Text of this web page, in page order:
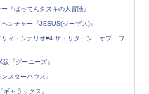
『ばってんタヌキの大冒険』
ンチャー『JESUS(ジーザス)』
ィ・シナリオ#4 ザ・リターン・オブ・ワ
『グーニーズ』
スターハウス』
ャラックス』